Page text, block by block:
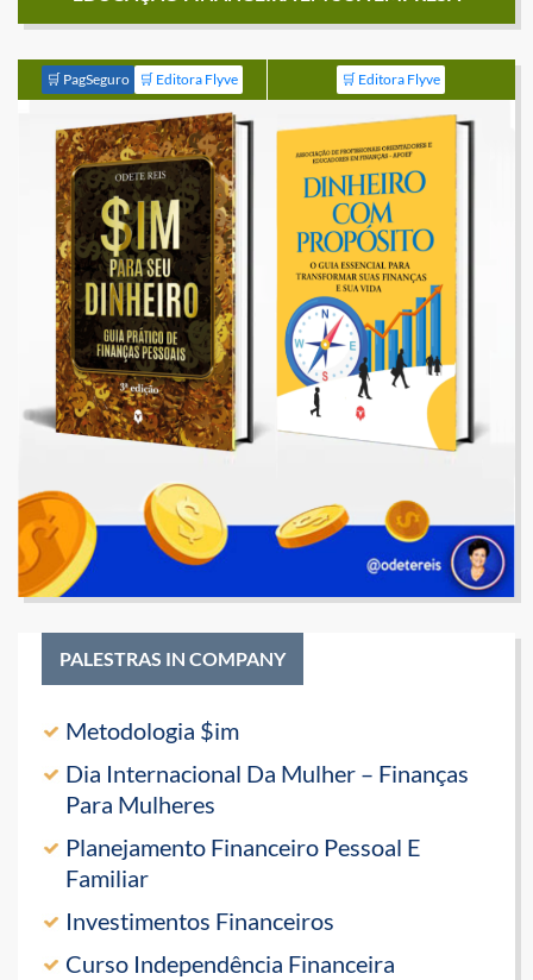
🛒 PagSeguro 🛒 Editora Flyve 🛒 Editora Flyve
PALESTRAS IN COMPANY
Metodologia $im
Dia Internacional Da Mulher – Finanças
Para Mulheres
Planejamento Financeiro Pessoal E
Familiar
Investimentos Financeiros
Curso Independência Financeira